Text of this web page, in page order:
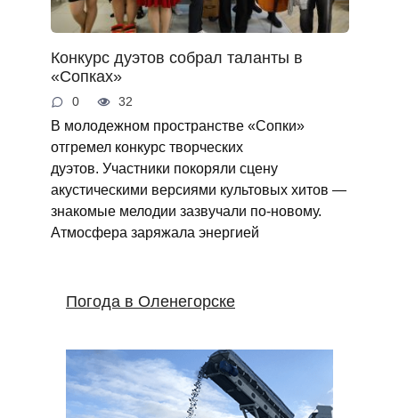
Конкурс дуэтов собрал таланты в
«Сопках»
0 32
В молодежном пространстве «Сопки»
отгремел конкурс творческих
дуэтов. Участники покоряли сцену
акустическими версиями культовых хитов —
знакомые мелодии зазвучали по‑новому.
Атмосфера заряжала энергией
Погода в Оленегорске